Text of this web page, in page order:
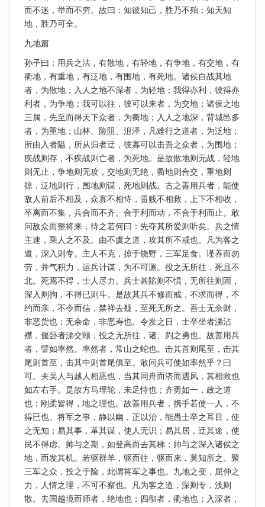
而不迷，举而不穷。故曰：知彼知己，胜乃不殆；知天知
地，胜乃可全。
九地篇
孙子曰：用兵之法，有散地，有轻地，有争地，有交地，有
衢地，有重地，有泛地，有围地，有死地。诸侯自战其地
者，为散地；入人之地不深者，为轻地；我得亦利，彼得亦
利者，为争地；我可以往，彼可以来者，为交地；诸侯之地
三属，先至而得天下众者，为衢地；入人之地深，背城邑多
者，为重地；山林、险阻、沮泽，凡难行之道者，为泛地；
所由入者隘，所从归者迂，彼寡可以击吾之众者，为围地；
疾战则存，不疾战则亡者，为死地。是故散地则无战，轻地
则无止，争地则无攻，交地则无绝，衢地则合交，重地则
掠，泛地则行，围地则谋，死地则战。古之善用兵者，能使
敌人前后不相及，众寡不相恃，贵贱不相救，上下不相收，
卒离而不集，兵合而不齐。合于利而动，不合于利而止。敢
问敌众而整将来，待之若何曰：先夺其所爱则听矣。兵之情
主速，乘人之不及。由不虞之道，攻其所不戒也。凡为客之
道，深入则专。主人不克，掠于饶野，三军足食。谨养而勿
劳，并气积力，运兵计谋，为不可测。投之无所往，死且不
北。死焉不得，士人尽力。兵士甚陷则不惧，无所往则固，
深入则拘，不得已则斗。是故其兵不修而戒，不求而得，不
约而亲，不令而信，禁祥去疑，至死无所之。吾士无余财，
非恶货也；无余命，非恶寿也。令发之日，士卒坐者涕沾
襟，偃卧者涕交颐，投之无所往，诸、刿之勇也。故善用兵
者，譬如率然。率然者，常山之蛇也。击其首则尾至，击其
尾则首至，击其中则首尾俱至。敢问兵可使如率然乎？曰
可。夫吴人与越人相恶也，当其同舟而济而遇风，其相救也
如左右手。是故方马埋轮，未足恃也；齐勇如一，政之道
也；刚柔皆得，地之理也。故善用兵者，携手若使一人，不
得已也。将军之事，静以幽，正以治，能愚士卒之耳目，使
之无知；易其事，革其谋，使人无识；易其居，迂其途，使
民不得虑。帅与之期，如登高而去其梯；帅与之深入诸侯之
地，而发其机。若驱群羊，驱而往，驱而来，莫知所之。聚
三军之众，投之于险，此谓将军之事也。九地之变，屈伸之
力，人情之理，不可不察也。凡为客之道，深则专，浅则
散。去国越境而师者，绝地也；四彻者，衢地也；入深者，